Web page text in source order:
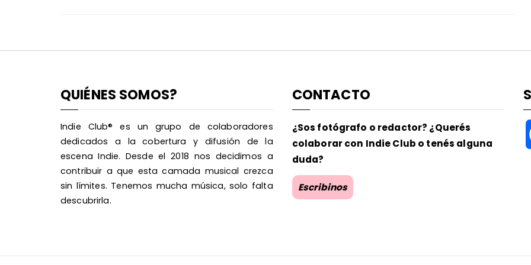
QUIÉNES SOMOS?
Indie Club® es un grupo de colaboradores
dedicados a la cobertura y difusión de la
escena Indie. Desde el 2018 nos decidimos a
contribuir a que esta camada musical crezca
sin límites. Tenemos mucha música, solo falta
descubrirla.
CONTACTO
¿Sos fotógrafo o redactor? ¿Querés
colaborar con Indie Club o tenés alguna
duda?
Escribinos